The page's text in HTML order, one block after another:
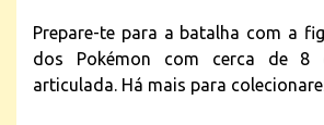
Prepare-te para a batalha com a
dos Pokémon com cerca de
articulada. Há mais para